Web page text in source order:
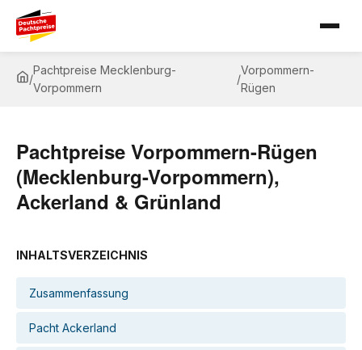
/
Pachtpreise Mecklenburg-
Vorpommern
/
Vorpommern-
Rügen
Pachtpreise Vorpommern-Rügen
(Mecklenburg-Vorpommern),
Ackerland & Grünland
INHALTSVERZEICHNIS
Zusammenfassung
Pacht Ackerland